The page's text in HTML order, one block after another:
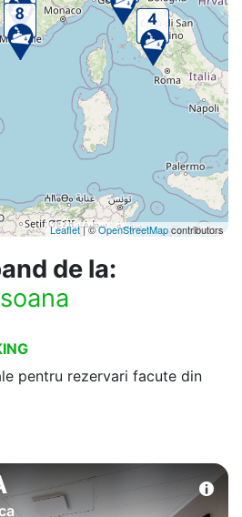
Leaflet| ©OpenStreetMapcontributors
de la:
pentru rezervari facute din